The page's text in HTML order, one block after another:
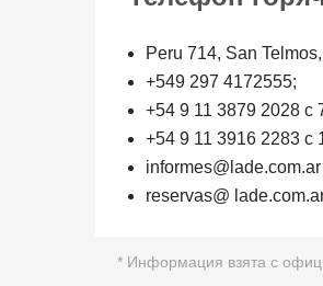
Peru 714, San
+549 297 4172555;
+54 9 11 3879 2028 с
+54 9 11 3916 2283 с
informes@lade.com.ar
reservas@
* Информация взята с